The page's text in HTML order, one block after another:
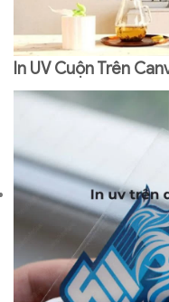
In UV Cuộn Trên